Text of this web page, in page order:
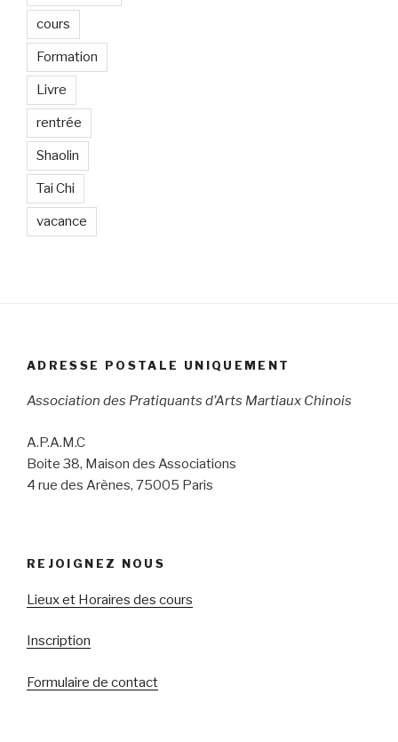
cours
Formation
Livre
rentrée
Shaolin
Tai Chi
vacance
ADRESSE POSTALE UNIQUEMENT
Association des Pratiquants d’Arts Martiaux Chinois
A.P.A.M.C
Boite 38, Maison des Associations
4 rue des Arènes, 75005 Paris
REJOIGNEZ NOUS
Lieux et Horaires des cours
Inscription
Formulaire de contact